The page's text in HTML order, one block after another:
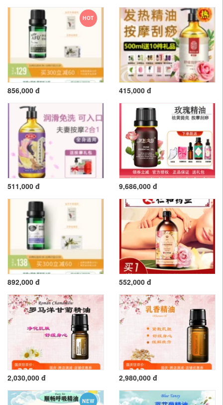
HOT
856,000 đ 415,000 đ
511,000 đ 9,686,000 đ
892,000 đ 552,000 đ
2,030,000 đ 2,980,000 đ
NEW